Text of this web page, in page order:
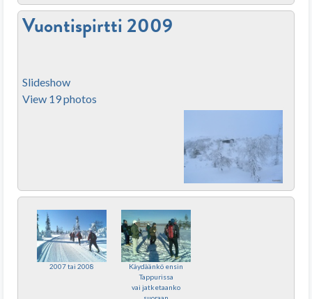
Vuontispirtti 2009
Slideshow
View 19 photos
2007 tai 2008
Käydäänkö ensin
Tappurissa
vai jatketaanko